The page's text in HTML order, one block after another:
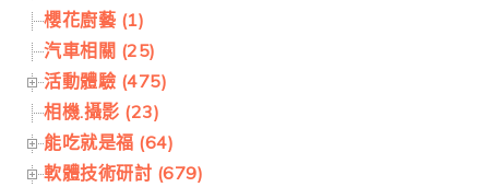
櫻花廚藝 (1)
汽車相關 (25)
活動體驗 (475)
相機.攝影 (23)
能吃就是福 (64)
軟體技術研討 (679)